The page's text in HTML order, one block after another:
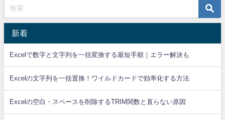
新着
Excelで数字と文字列を一括変換する最短手順｜エラー解決も
Excelの文字列を一括置換！ワイルドカードで効率化する方法
Excelの空白・スペースを削除するTRIM関数と直らない原因